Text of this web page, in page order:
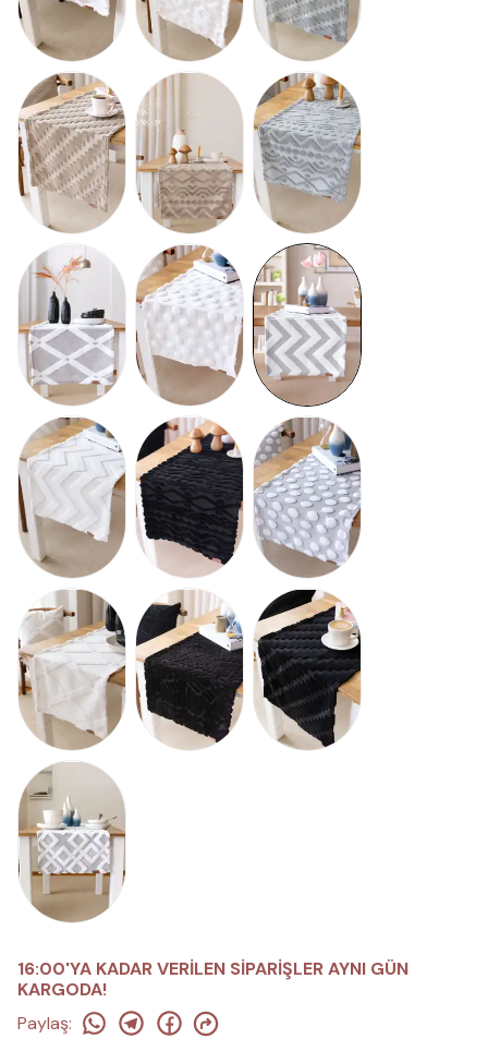
16:00'YA KADAR VERİLEN SİPARİŞLER AYNI GÜN
KARGODA!
Paylaş: